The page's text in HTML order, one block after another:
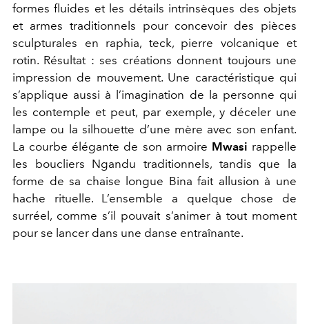
formes fluides et les détails intrinsèques des objets
et armes traditionnels pour concevoir des pièces
sculpturales en raphia, teck, pierre volcanique et
rotin. Résultat : ses créations donnent toujours une
impression de mouvement. Une caractéristique qui
s’applique aussi à l’imagination de la personne qui
les contemple et peut, par exemple, y déceler une
lampe ou la silhouette d’une mère avec son enfant.
La courbe élégante de son armoire Mwasi rappelle
les boucliers Ngandu traditionnels, tandis que la
forme de sa chaise longue Bina fait allusion à une
hache rituelle. L’ensemble a quelque chose de
surréel, comme s’il pouvait s’animer à tout moment
pour se lancer dans une danse entraînante.